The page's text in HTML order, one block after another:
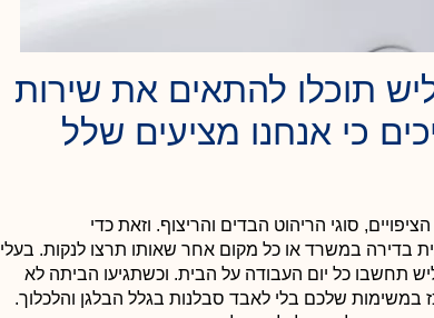
תוכלו להתאים את שירות
כי אנחנו מציעים שלל
סוגי הריהוט הבדים והריצוף. וזאת כדי
בדירה במשרד או כל מקום אחר שאותו תרצו לנקות. בעלי
תחשבו כל יום העבודה על הבית. וכשתגיעו הביתה לא
במשימות שלכם בלי לאבד סבלנות בגלל הבלגן והלכלוך.